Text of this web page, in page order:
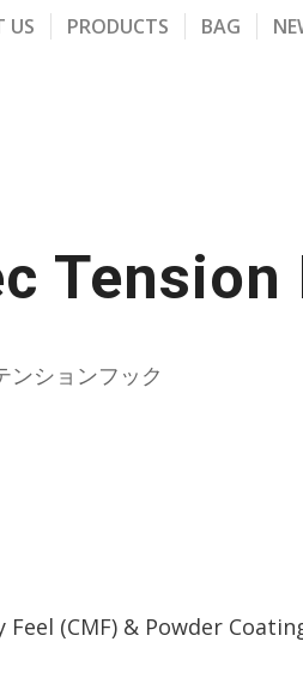
US PRODUCTS BAG
Tension
ションフック
Feel (CMF) & Powder